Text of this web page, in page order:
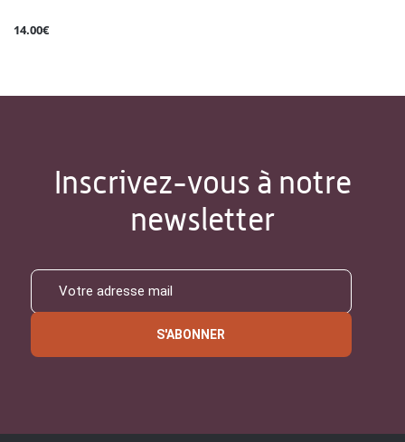
14.00€
Inscrivez-vous à notre
newsletter
S'ABONNER